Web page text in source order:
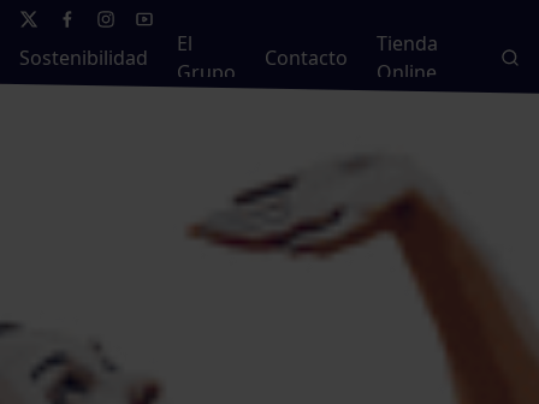
Sostenibilidad
El
Grupo
Contacto
Tienda
Online